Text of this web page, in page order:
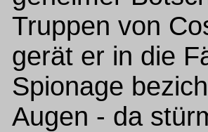
Truppen von
gerät er in die
Spionage
Augen - da